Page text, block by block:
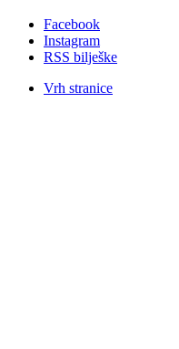
Facebook
Instagram
RSS bilješke
Vrh stranice